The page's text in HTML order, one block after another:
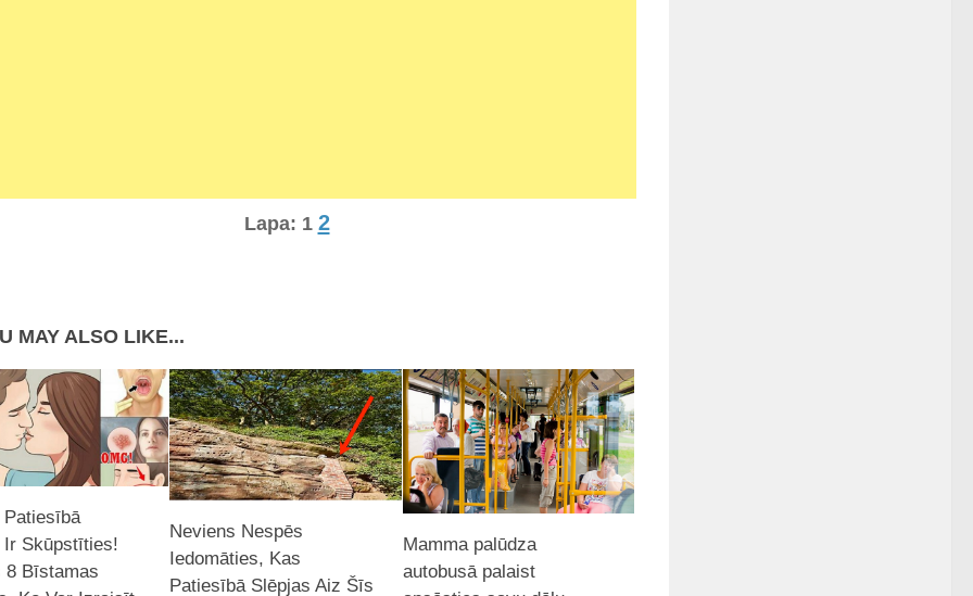
Lapa: 1 2
MAY ALSO LIKE...
Ir Skūpstīties!
8 Bīstamas
Neviens Nespēs
Iedomāties, Kas
Patiesībā Slēpjas Aiz Šīs
Mamma palūdza
autobusā palaist